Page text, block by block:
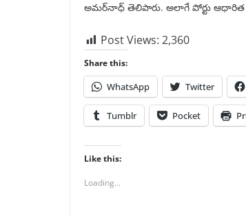
అమర్‌నాధ్ తెలిపారు. అలాగే పోర్టు ఆధారిత
Post Views: 2,360
Share this:
WhatsApp Twitter
Tumblr Pocket
Like this:
Loading...